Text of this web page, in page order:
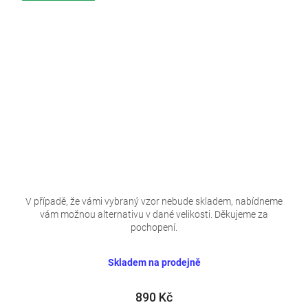
Skladem na prodejně
890 Kč
V případě, že vámi vybraný vzor nebude skladem, nabídneme
vám možnou alternativu v dané velikosti. Děkujeme za
pochopení.